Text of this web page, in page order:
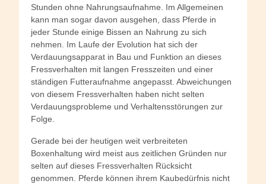
Stunden ohne Nahrungsaufnahme. Im Allgemeinen
kann man sogar davon ausgehen, dass Pferde in
jeder Stunde einige Bissen an Nahrung zu sich
nehmen. Im Laufe der Evolution hat sich der
Verdauungsapparat in Bau und Funktion an dieses
Fressverhalten mit langen Fresszeiten und einer
ständigen Futteraufnahme angepasst. Abweichungen
von diesem Fressverhalten haben nicht selten
Verdauungsprobleme und Verhaltensstörungen zur
Folge.
Gerade bei der heutigen weit verbreiteten
Boxenhaltung wird meist aus zeitlichen Gründen nur
selten auf dieses Fressverhalten Rücksicht
genommen. Pferde können ihrem Kaubedürfnis nicht